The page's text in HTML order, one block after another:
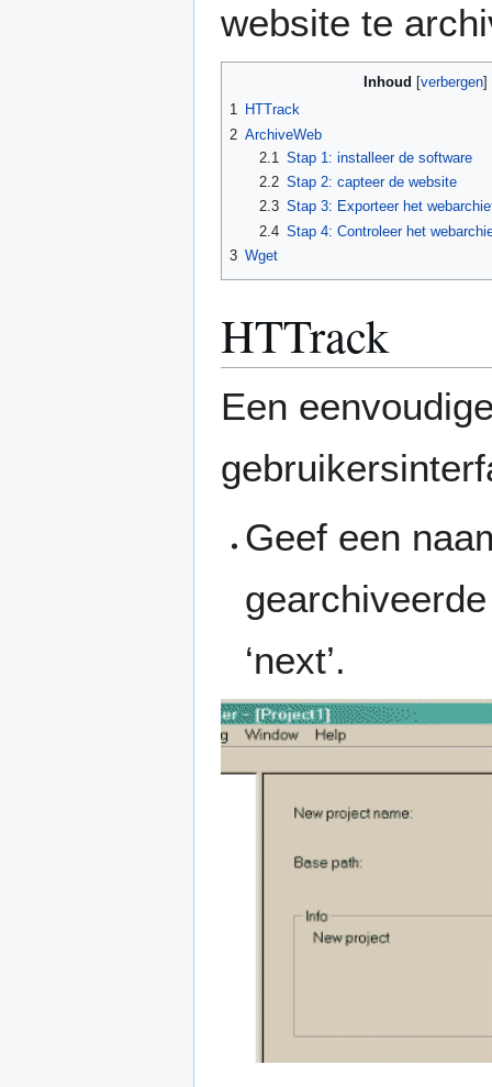
website te
Inhoud
1 HTTrack
2 ArchiveWeb
2.1
Stap 1: installeer de software
2.2 Stap 2: capteer de website
2.3 Stap 3: Exporteer het
2.4 Stap 4: Controleer het
3 Wget
HTTrack
Een
Geef een
‘next’.